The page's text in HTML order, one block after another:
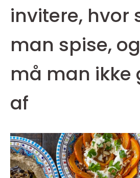
invitere, hvor
man spise,
må man ikke
af